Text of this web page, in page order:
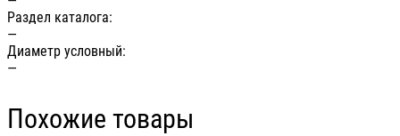
Раздел каталога:
—
Диаметр условный:
—
Похожие товары